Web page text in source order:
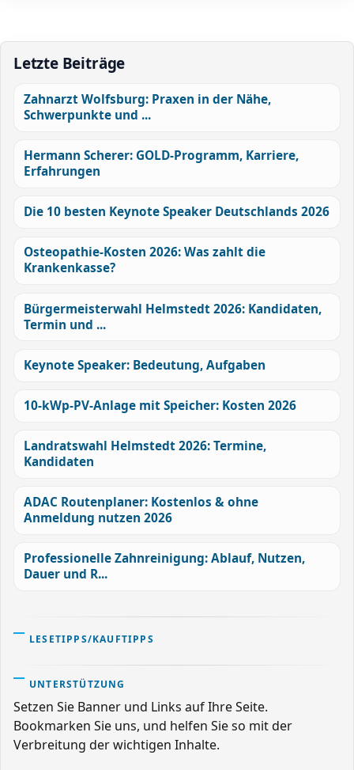
Letzte Beiträge
Zahnarzt Wolfsburg: Praxen in der Nähe,
Schwerpunkte und ...
Hermann Scherer: GOLD-Programm, Karriere,
Erfahrungen
Die 10 besten Keynote Speaker Deutschlands 2026
Osteopathie-Kosten 2026: Was zahlt die
Krankenkasse?
Bürgermeisterwahl Helmstedt 2026: Kandidaten,
Termin und ...
Keynote Speaker: Bedeutung, Aufgaben
10-kWp-PV-Anlage mit Speicher: Kosten 2026
Landratswahl Helmstedt 2026: Termine,
Kandidaten
ADAC Routenplaner: Kostenlos & ohne
Anmeldung nutzen 2026
Professionelle Zahnreinigung: Ablauf, Nutzen,
Dauer und R...
LESETIPPS/KAUFTIPPS
UNTERSTÜTZUNG
Setzen Sie Banner und Links auf Ihre Seite.
Bookmarken Sie uns, und helfen Sie so mit der
Verbreitung der wichtigen Inhalte.